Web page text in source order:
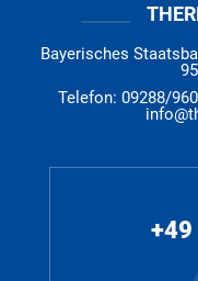
Bayerisches
Telefon: 09288/